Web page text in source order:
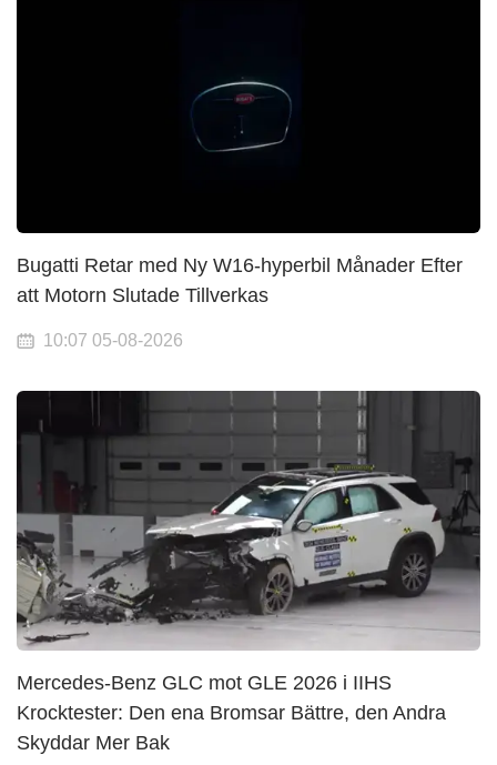
Bugatti Retar med Ny W16-hyperbil Månader Efter
att Motorn Slutade Tillverkas
10:07 05-08-2026
Mercedes-Benz GLC mot GLE 2026 i IIHS
Krocktester: Den ena Bromsar Bättre, den Andra
Skyddar Mer Bak